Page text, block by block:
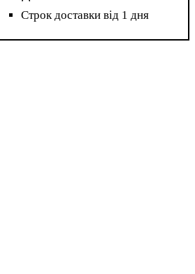
Строк доставки від 1 дня